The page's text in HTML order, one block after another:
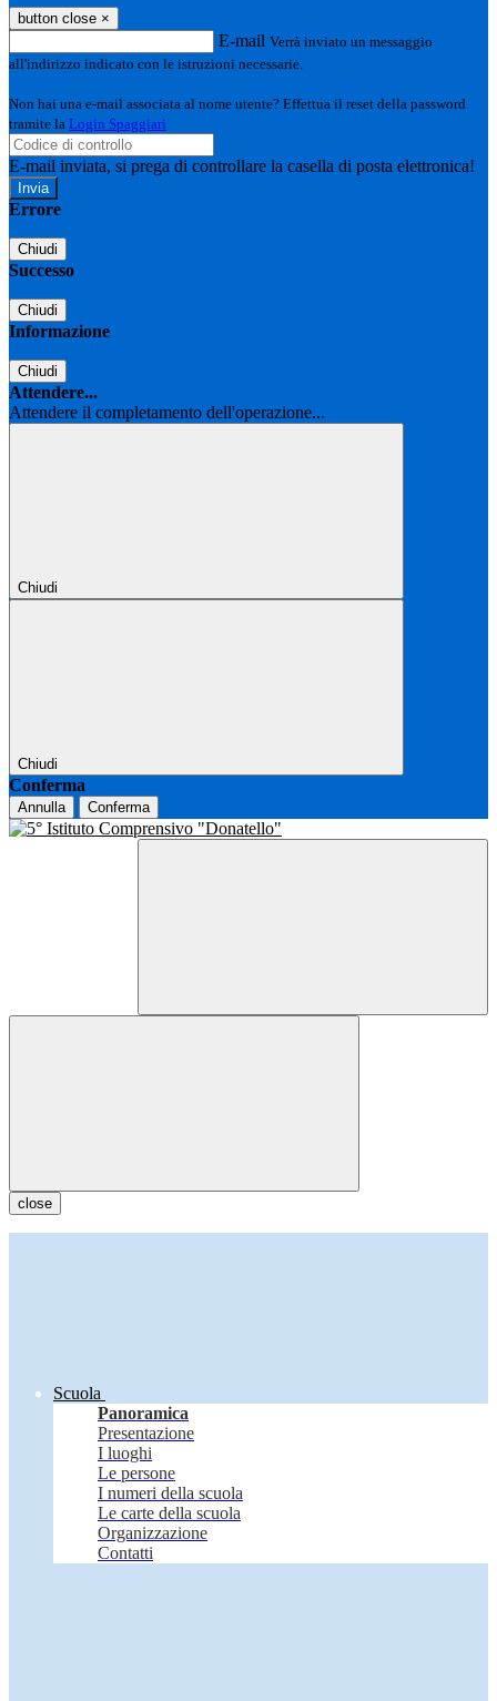
button close ×
E-mail Verrà inviato un messaggio
all'indirizzo indicato con le istruzioni necessarie.
Non hai una e-mail associata al nome utente? Effettua il reset della password
tramite la Login Spaggiari
E-mail inviata, si prega di controllare la casella di posta elettronica!
Errore
Chiudi
Successo
Chiudi
Informazione
Chiudi
Attendere...
Attendere il completamento dell'operazione...
Chiudi
Chiudi
Conferma
Annulla Conferma
close
Scuola
Panoramica
Presentazione
I luoghi
Le persone
I numeri della scuola
Le carte della scuola
Organizzazione
Contatti